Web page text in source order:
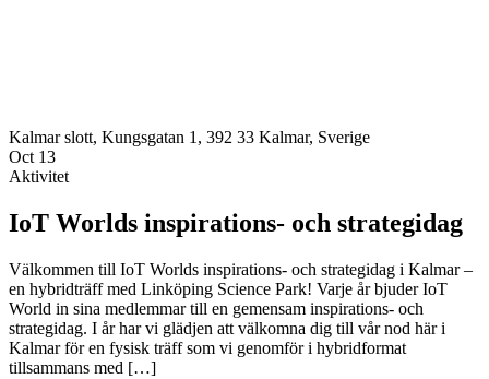
Kalmar slott, Kungsgatan 1, 392 33 Kalmar, Sverige
Oct 13
Aktivitet
IoT Worlds inspirations- och strategidag
Välkommen till IoT Worlds inspirations- och strategidag i Kalmar –
en hybridträff med Linköping Science Park! Varje år bjuder IoT
World in sina medlemmar till en gemensam inspirations- och
strategidag. I år har vi glädjen att välkomna dig till vår nod här i
Kalmar för en fysisk träff som vi genomför i hybridformat
tillsammans med […]